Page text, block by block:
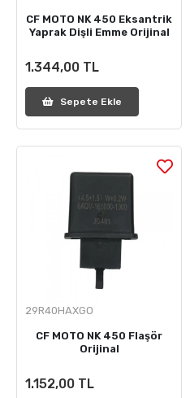
CF MOTO NK 450 Eksantrik
Yaprak Dişli Emme Orijinal
1.344,00 TL
Sepete Ekle
29R40HAXGO
CF MOTO NK 450 Flaşör
Orijinal
1.152,00 TL